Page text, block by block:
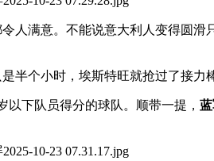
人满意。不能说意大利人变得圆
个小时，埃斯特旺就抢过了接力
下队员得分的球队。顺带一提，